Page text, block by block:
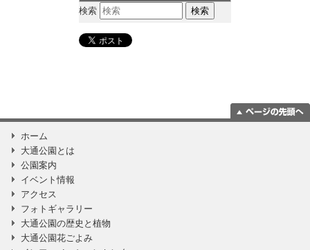
サイト内検索
検索
ホーム
大通公園とは
公園案内
イベント情報
アクセス
フォトギャラリー
大通公園の歴史と植物
大通公園花ごよみ